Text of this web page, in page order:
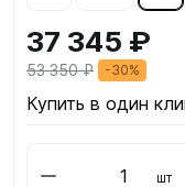
37 345 ₽
53 350 ₽ -30%
Купить в один
шт